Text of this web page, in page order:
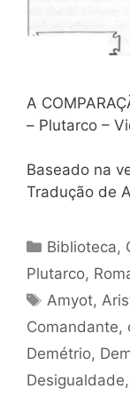
A
– Plutarco –
Baseado na
Tradução de
Categorias
Biblioteca,
Plutarco,
Tags
Amyot,
Comandante,
Demétrio,
Desigualdade,